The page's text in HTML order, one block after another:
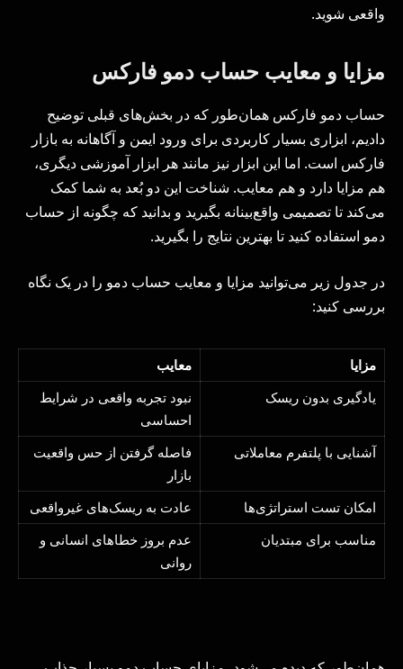
واقعی شوید.
مزایا و معایب حساب دمو فارکس
حساب دمو فارکس همان‌طور که در بخش‌های قبلی توضیح
دادیم، ابزاری بسیار کاربردی برای ورود ایمن و آگاهانه به بازار
فارکس است. اما این ابزار نیز مانند هر ابزار آموزشی دیگری،
هم مزایا دارد و هم معایب. شناخت این دو بُعد به شما کمک
می‌کند تا تصمیمی واقع‌بینانه بگیرید و بدانید که چگونه از حساب
دمو استفاده کنید تا بهترین نتایج را بگیرید.
در جدول زیر می‌توانید مزایا و معایب حساب دمو را در یک نگاه
بررسی کنید:
مزایا
معایب
یادگیری بدون ریسک
نبود تجربه واقعی در شرایط
احساسی
آشنایی با پلتفرم معاملاتی
فاصله گرفتن از حس واقعیت
بازار
امکان تست استراتژی‌ها
عادت به ریسک‌های غیرواقعی
مناسب برای مبتدیان
عدم بروز خطاهای انسانی و
روانی